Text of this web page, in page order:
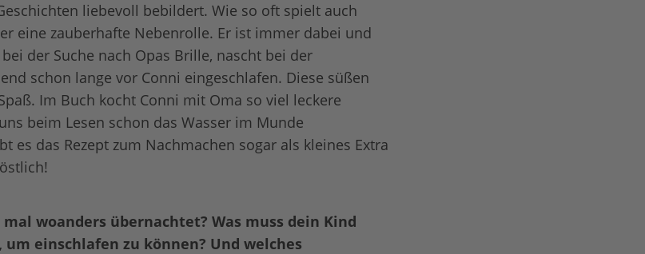
liebevoll bebildert. Wie so oft spielt auch
eine zauberhafte Nebenrolle. Er ist immer dabei und
der Suche nach Opas Brille, nascht bei der
schon lange vor Conni eingeschlafen. Diese süßen
Im Buch kocht Conni mit Oma so viel leckere
beim Lesen schon das Wasser im Munde
es das Rezept zum Nachmachen sogar als kleines Extra
woanders übernachtet? Was muss dein Kind
einschlafen zu können? Und welches